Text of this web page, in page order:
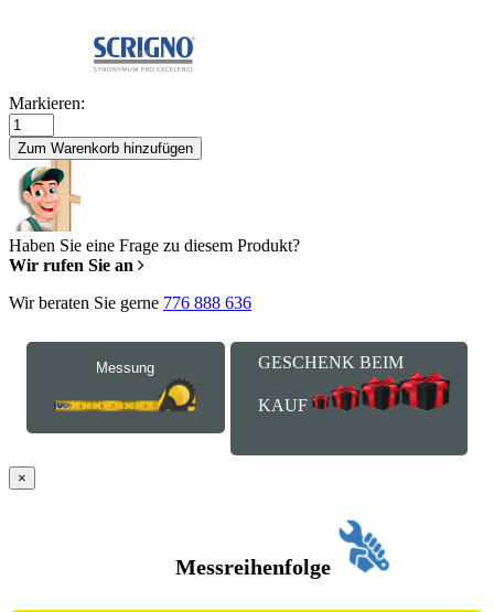
Markieren:
Zum Warenkorb hinzufügen
Haben Sie eine Frage zu diesem Produkt?
Wir rufen Sie an
Wir beraten Sie gerne 776 888 636
Messung GESCHENK BEIM
KAUF
×
Messreihenfolge